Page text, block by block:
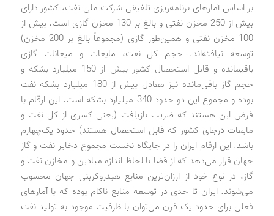
بر اساس آمارهای برنامه‌ریزی تلفیقی شرکت ملی نفت، کشور دارای
بیش از 250 مخزن نفتی و بالغ بر 130 مخزن گازی است. بیش از
100 مخزن نفتی و همین‌طور گازی (مجموعاً بالغ بر 200 مخزن)
توسعه نیافته‌اند. حجم کل نفت، مایعات و میعانات گازی
باقیمانده و قابل استحصال کشور بیش از 150 میلیارد بشکه و
حجم گاز باقی‌مانده نیز معادل بیش از 180 میلیارد بشکه نفت
بوده و مجموع این دو حدود 340 میلیارد بشکه است. این ارقام با
فرض این هستند که ضریب بازیافت (یعنی کسری از کل نفت و
مایعات درجای کشور که قابل استحصال هستند) حدود یک‌چهارم
باشد. این ارقام ایران را در جایگاه نخست مجموع ذخایر نفت و گاز
جهان قرار می‌دهد که از قضا با لحاظ اندازه میادین و مخازن نفت و
گاز، در نوع خود از ارزان‌ترین منابع هیدروکربنی جهان محسوب
می‌شوند. ایران تا حدی در توسعه منابع ناکام بوده که با آمارهای
فعلی برای حدود یک قرن می‌توان با ظرفیت موجود به تولید نفت